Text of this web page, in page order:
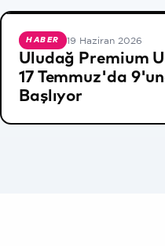
HABER 19 Haziran 2026
Uludağ Premium
17 Temmuz'da
Başlıyor